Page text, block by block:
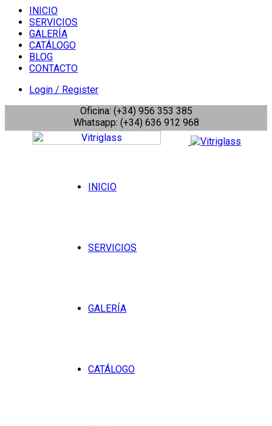
INICIO
SERVICIOS
GALERÍA
CATÁLOGO
BLOG
CONTACTO
Login / Register
Oficina: (+34) 956 353 385
Whatsapp: (+34) 636 912 968
INICIO
SERVICIOS
GALERÍA
CATÁLOGO